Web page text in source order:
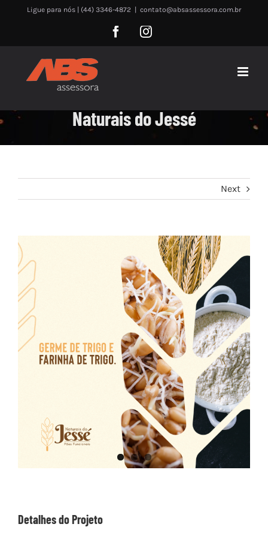
Ligue para nós | (44) 3346-4872 contato@absassessora.com.br
FacebookInstagram
Naturais do Jessé
Next
View
Larger
Image
Detalhes do Projeto